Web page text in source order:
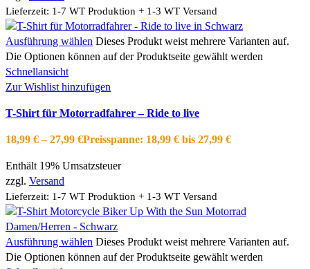
Lieferzeit: 1-7 WT Produktion + 1-3 WT Versand
Ausführung wählen Dieses Produkt weist mehrere Varianten auf.
Die Optionen können auf der Produktseite gewählt werden
Schnellansicht
Zur Wishlist hinzufügen
T-Shirt für Motorradfahrer – Ride to live
18,99 € –27,99 €Preisspanne: 18,99 € bis 27,99 €
Enthält 19% Umsatzsteuer
zzgl. Versand
Lieferzeit: 1-7 WT Produktion + 1-3 WT Versand
Ausführung wählen Dieses Produkt weist mehrere Varianten auf.
Die Optionen können auf der Produktseite gewählt werden